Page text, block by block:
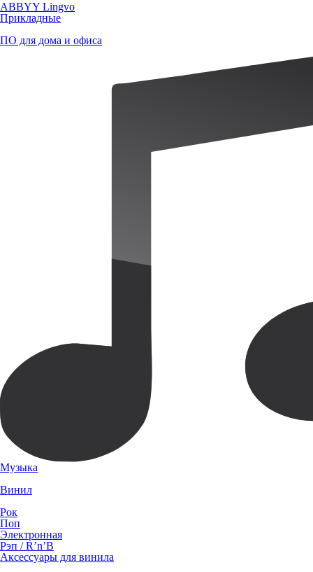
ABBYY Lingvo
Прикладные
ПО для дома и офиса
Музыка
Винил
Рок
Поп
Электронная
Рэп / R’n’B
Аксессуары для винила